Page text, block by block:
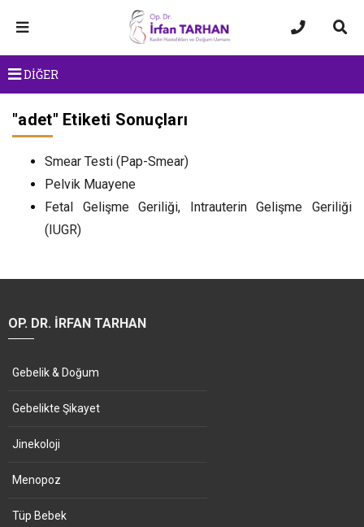
DİĞER
"adet" Etiketi Sonuçları
Smear Testi (Pap-Smear)
Pelvik Muayene
Fetal Gelişme Geriliği, Intrauterin Gelişme Geriliği
(IUGR)
OP. DR. İRFAN TARHAN
Gebelik & Doğum
Gebelikte Şikayet
Jinekoloji
Menopoz
Tüp Bebek